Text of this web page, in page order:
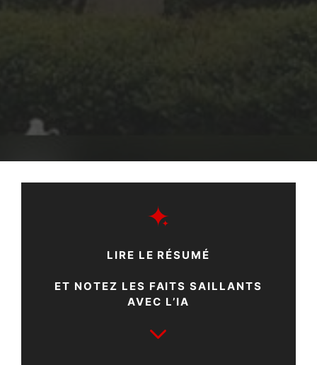
LIRE LE RÉSUMÉ
ET NOTEZ LES FAITS SAILLANTS
AVEC L’IA